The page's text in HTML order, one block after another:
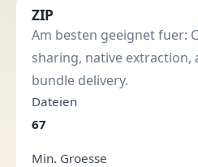
ZIP
Am besten geeignet fuer:
sharing, native
bundle delivery.
Dateien
67
Min. Groesse